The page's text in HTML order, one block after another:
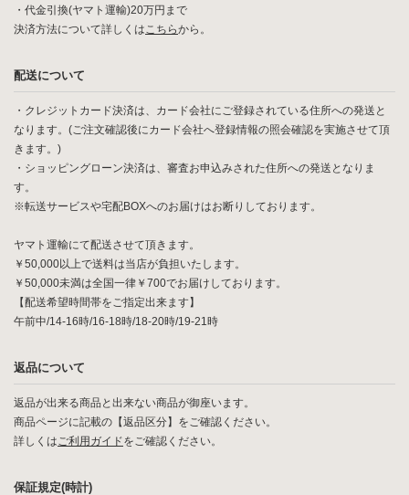
・代金引換(ヤマト運輸)20万円まで
決済方法について詳しくはこちらから。
配送について
・クレジットカード決済は、カード会社にご登録されている住所への発送と
なります。(ご注文確認後にカード会社へ登録情報の照会確認を実施させて頂
きます。)
・ショッピングローン決済は、審査お申込みされた住所への発送となりま
す。
※転送サービスや宅配BOXへのお届けはお断りしております。
ヤマト運輸にて配送させて頂きます。
￥50,000以上で送料は当店が負担いたします。
￥50,000未満は全国一律￥700でお届けしております。
【配送希望時間帯をご指定出来ます】
午前中/14-16時/16-18時/18-20時/19-21時
返品について
返品が出来る商品と出来ない商品が御座います。
商品ページに記載の【返品区分】をご確認ください。
詳しくはご利用ガイドをご確認ください。
保証規定(時計)